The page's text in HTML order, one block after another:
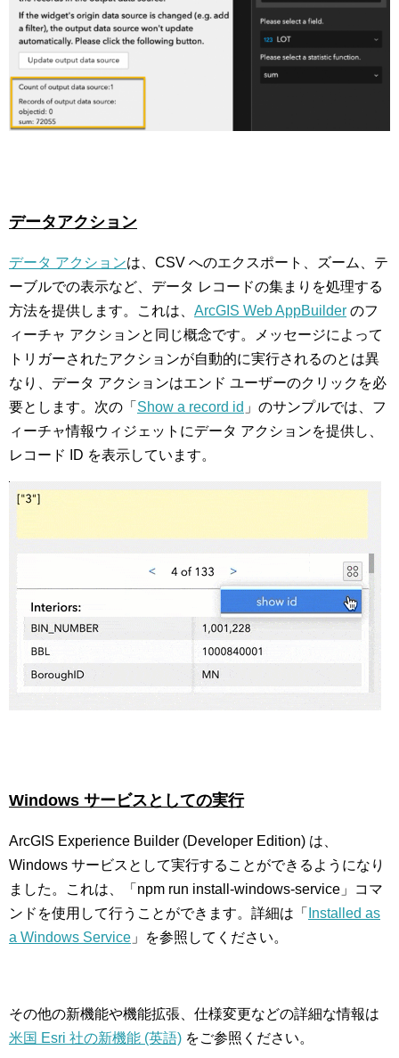
データアクション
データ アクションは、CSV へのエクスポート、ズーム、テ
ーブルでの表示など、データ レコードの集まりを処理する
方法を提供します。これは、 ArcGIS Web AppBuilder のフ
ィーチャ アクションと同じ概念です。メッセージによって
トリガーされたアクションが自動的に実行されるのとは異
なり、データ アクションはエンド ユーザーのクリックを必
要とします。次の「 Show a record id 」のサンプルでは、フ
ィーチャ情報ウィジェットにデータ アクションを提供し、
レコード ID を表示しています。
Windows サービスとしての実行
ArcGIS Experience Builder (Developer Edition) は、
Windows サービスとして実行することができるようになり
ました。これは、「npm run install-windows-service」コマ
ンドを使用して行うことができます。詳細は「
Installed as
a Windows Service 」を参照してください。
その他の新機能や機能拡張、仕様変更などの詳細な情報は
米国 Esri 社の新機能 (英語) をご参照ください。